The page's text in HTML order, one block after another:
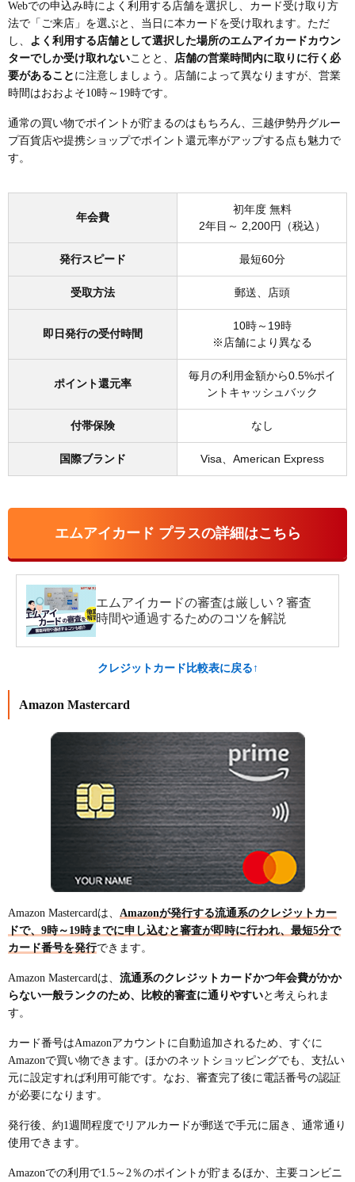
Webでの申込み時によく利用する店舗を選択し、カード受け取り方
法で「ご来店」を選ぶと、当日に本カードを受け取れます。ただ
し、 よく利用する店舗として選択した場所のエムアイカードカウン
ターでしか受け取れないことと、 店舗の営業時間内に取りに行く必
要があること に注意しましょう。店舗によって異なりますが、営業
時間はおおよそ10時～19時です。
通常の買い物でポイントが貯まるのはもちろん、三越伊勢丹グルー
プ百貨店や提携ショップでポイント還元率がアップする点も魅力で
す。
年会費
初年度 無料
2年目～ 2,200円（税込）
発行スピード 最短60分
受取方法 郵送、店頭
即日発行の受付時間
10時～19時
※店舗により異なる
ポイント還元率
毎月の利用金額から0.5%ポイ
ントキャッシュバック
付帯保険 なし
国際ブランド Visa、American Express
エムアイカード プラスの詳細はこちら
エムアイカードの審査は厳しい？審査
時間や通過するためのコツを解説
クレジットカード比較表に戻る↑
Amazon Mastercard
Amazon Mastercardは、 Amazonが発行する流通系のクレジットカー
ドで、9時～19時までに申し込むと審査が即時に行われ、最短5分で
カード番号を発行できます。
Amazon Mastercardは、 流通系のクレジットカードかつ年会費がかか
らない一般ランクのため、比較的審査に通りやすいと考えられま
す。
カード番号はAmazonアカウントに自動追加されるため、すぐに
Amazonで買い物できます。ほかのネットショッピングでも、支払い
元に設定すれば利用可能です。なお、審査完了後に電話番号の認証
が必要になります。
発行後、約1週間程度でリアルカードが郵送で手元に届き、通常通り
使用できます。
Amazonでの利用で1.5～2％のポイントが貯まるほか、主要コンビニ